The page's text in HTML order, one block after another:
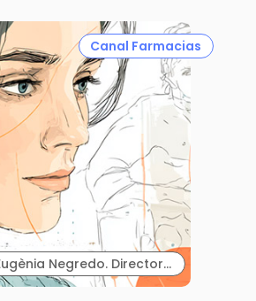
Canal Farmacias
Dra. Eugènia Negredo. Directora de la línea de VIH de la Fundación Lucha contra las Infecciones y del Hospital Germans Trias i Pujol.